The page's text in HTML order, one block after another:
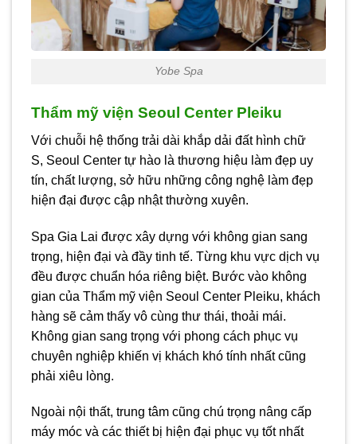
Yobe Spa
Thẩm mỹ viện Seoul Center Pleiku
Với chuỗi hệ thống trải dài khắp dải đất hình chữ
S, Seoul Center tự hào là thương hiệu làm đẹp uy
tín, chất lượng, sở hữu những công nghệ làm đẹp
hiện đại được cập nhật thường xuyên.
Spa Gia Lai được xây dựng với không gian sang
trọng, hiện đại và đầy tinh tế. Từng khu vực dịch vụ
đều được chuẩn hóa riêng biệt. Bước vào không
gian của Thẩm mỹ viện Seoul Center Pleiku, khách
hàng sẽ cảm thấy vô cùng thư thái, thoải mái.
Không gian sang trọng với phong cách phục vụ
chuyên nghiệp khiến vị khách khó tính nhất cũng
phải xiêu lòng.
Ngoài nội thất, trung tâm cũng chú trọng nâng cấp
máy móc và các thiết bị hiện đại phục vụ tốt nhất